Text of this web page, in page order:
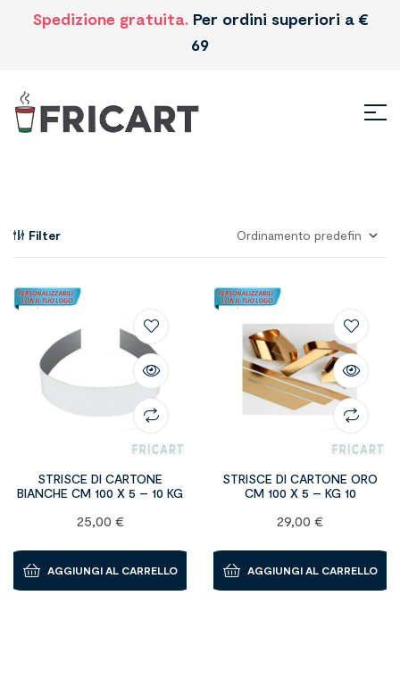
Spedizione gratuita. Per ordini superiori a €
69
Filter
STRISCE DI CARTONE
BIANCHE CM 100 X 5 – 10 KG
25,00 €
AGGIUNGI AL CARRELLO
STRISCE DI CARTONE ORO
CM 100 X 5 – KG 10
29,00 €
AGGIUNGI AL CARRELLO